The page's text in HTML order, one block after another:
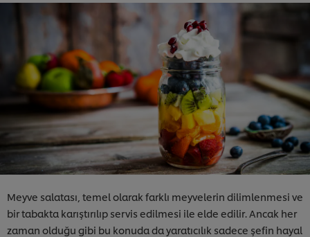
Meyve salatası, temel olarak farklı meyvelerin dilimlenmesi ve
bir tabakta karıştırılıp servis edilmesi ile elde edilir. Ancak her
zaman olduğu gibi bu konuda da yaratıcılık sadece şefin hayal